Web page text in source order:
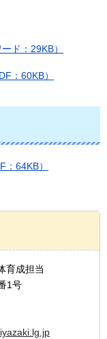
ド：29KB）
：60KB）
：64KB）
育成担当
1号